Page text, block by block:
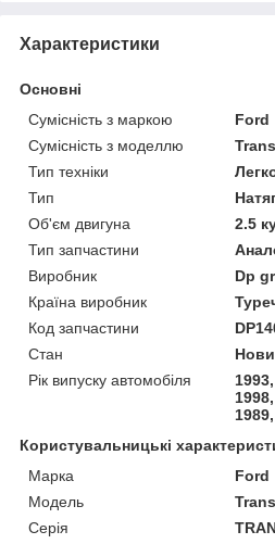
Характеристики
Основні
Сумісність з маркою
Ford
Сумісність з моделлю
Тип техніки
Тип
Об'єм двигуна
2.5
Тип запчастини
Виробник
Dp
Країна виробник
Код запчастини
Стан
Рік випуску автомобіля
Користувальницькі
Марка
Ford
Модель
Серія